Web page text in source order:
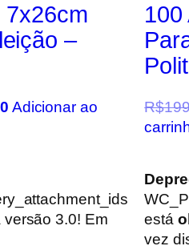
7x26cm
–
Adicionar ao
R$
3.0! Em
está
vez